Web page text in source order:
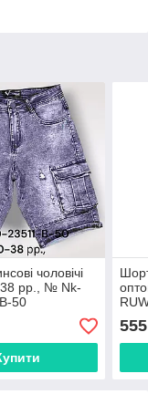
чоловічі
рр., № Nk-
50
555